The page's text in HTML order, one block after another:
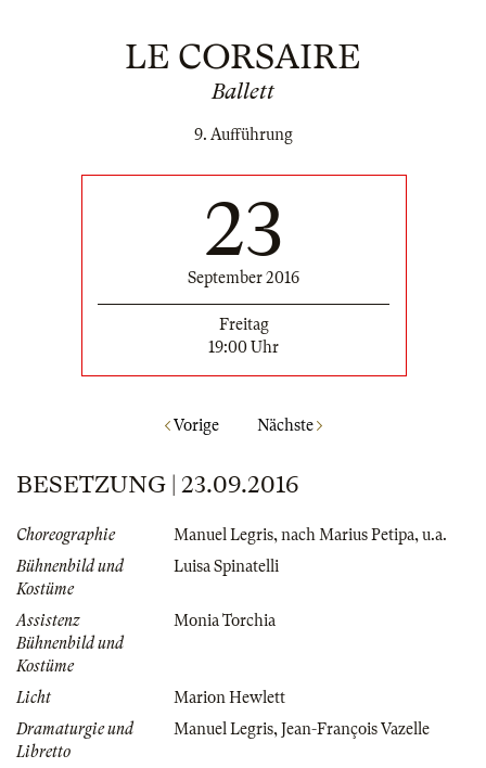
LE CORSAIRE
Ballett
9. Aufführung
23
September 2016
Freitag
19:00 Uhr
Vorige Nächste
BESETZUNG | 23.09.2016
Choreographie Manuel Legris, nach Marius Petipa, u.a.
Bühnenbild und
Kostüme
Luisa Spinatelli
Assistenz
Bühnenbild und
Kostüme
Monia Torchia
Licht
Marion Hewlett
Dramaturgie und
Libretto
Manuel Legris, Jean-François Vazelle